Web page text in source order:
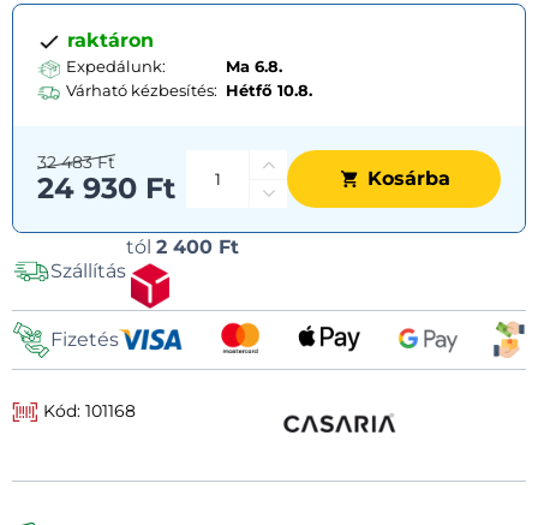
raktáron
Expedálunk:
Ma 6.8.
Várható kézbesítés: Hétfő 10.8.
24 930 Ft
32 483 Ft
Kosárba
Szállítás
tól 2 400 Ft
Fizetés
Kód: 101168